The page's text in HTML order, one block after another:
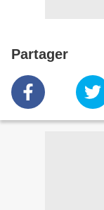
Partager